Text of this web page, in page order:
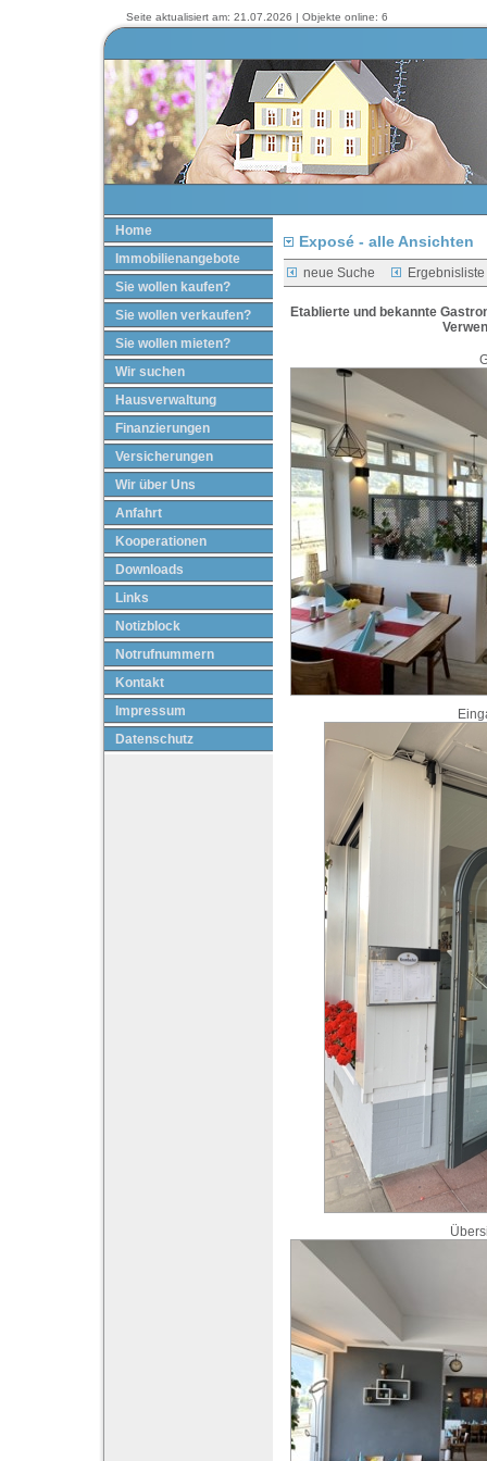
Seite aktualisiert am: 21.07.2026 | Objekte online: 6
Home
Immobilienangebote
Sie wollen kaufen?
Sie wollen verkaufen?
Sie wollen mieten?
Wir suchen
Hausverwaltung
Finanzierungen
Versicherungen
Wir über Uns
Anfahrt
Kooperationen
Downloads
Links
Notizblock
Notrufnummern
Kontakt
Impressum
Datenschutz
Exposé - alle Ansichten
neue Suche Ergebnisliste
Etablierte und bekannte